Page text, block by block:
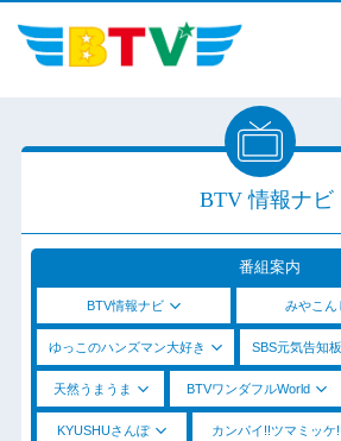
BTV 情報ナビ
番組案内
BTV情報ナビ みやこん
ゆっこのハンズマン大好き SBS元気告知板
天然うまうま BTVワンダフルWorld
KYUSHUさんぽ カンパイ!!ツマミッケ!!